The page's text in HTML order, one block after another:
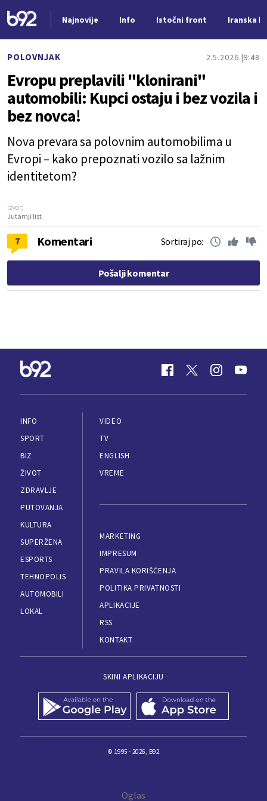
Najnovije Info Istočni front Iranska
POLOVNJAK 2.5.2026. 9:48
Evropu preplavili "klonirani"
automobili: Kupci ostaju i bez vozila i
bez novca!
Nova prevara sa polovnim automobilima u
Evropi – kako prepoznati vozilo sa lažnim
identitetom?
Izvor:
Jutarnji list
7 Komentari Sortiraj po:
Pošalji komentar
INFO
SPORT
BIZ
ŽIVOT
ZDRAVLJE
PUTOVANJA
KULTURA
SUPERŽENA
ESPORTS
TEHNOPOLIS
AUTOMOBILI
LOKAL
VIDEO
TV
ENGLISH
VREME
MARKETING
IMPRESUM
PRAVILA KORIŠĆENJA
POLITIKA PRIVATNOSTI
APLIKACIJE
RSS
KONTAKT
SKINI APLIKACIJU
© 1995 - 2026, B92